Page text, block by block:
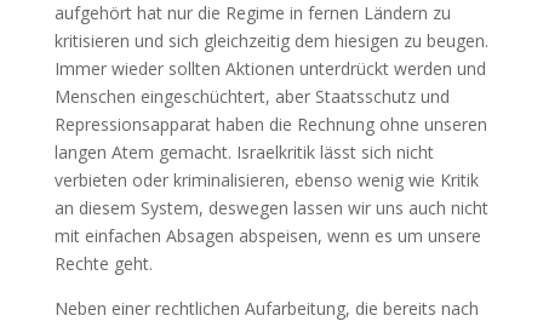
aufgehört hat nur die Regime in fernen Ländern zu
kritisieren und sich gleichzeitig dem hiesigen zu beugen.
Immer wieder sollten Aktionen unterdrückt werden und
Menschen eingeschüchtert, aber Staatsschutz und
Repressionsapparat haben die Rechnung ohne unseren
langen Atem gemacht. Israelkritik lässt sich nicht
verbieten oder kriminalisieren, ebenso wenig wie Kritik
an diesem System, deswegen lassen wir uns auch nicht
mit einfachen Absagen abspeisen, wenn es um unsere
Rechte geht.
Neben einer rechtlichen Aufarbeitung, die bereits nach